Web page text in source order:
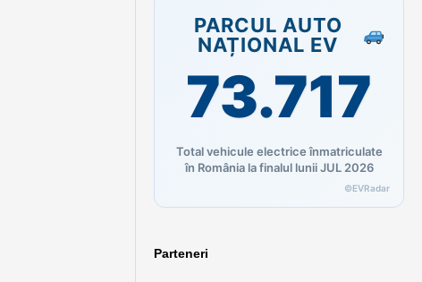
PARCUL AUTO
NAȚIONAL EV
73.717
Total vehicule electrice înmatriculate
în România la finalul lunii JUL 2026
©EVRadar
Parteneri